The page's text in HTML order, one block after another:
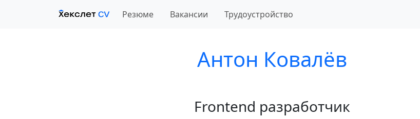
Резюме Вакансии Трудоустройство
Антон Ковалёв
Frontend разработчик